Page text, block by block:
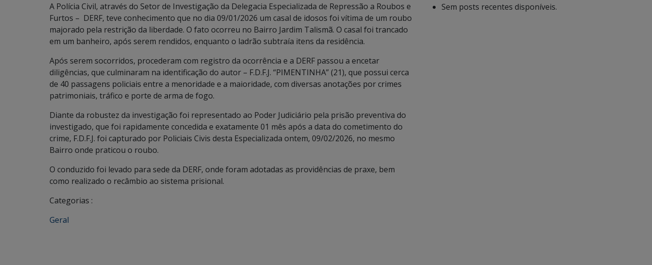
A Polícia Civil, através do Setor de Investigação da Delegacia Especializada de Repressão a Roubos e
Furtos – DERF, teve conhecimento que no dia 09/01/2026 um casal de idosos foi vítima de um roubo
majorado pela restrição da liberdade. O fato ocorreu no Bairro Jardim Talismã. O casal foi trancado
em um banheiro, após serem rendidos, enquanto o ladrão subtraía itens da residência.
Após serem socorridos, procederam com registro da ocorrência e a DERF passou a encetar
diligências, que culminaram na identificação do autor – F.D.F.J. “PIMENTINHA” (21), que possui cerca
de 40 passagens policiais entre a menoridade e a maioridade, com diversas anotações por crimes
patrimoniais, tráfico e porte de arma de fogo.
Diante da robustez da investigação foi representado ao Poder Judiciário pela prisão preventiva do
investigado, que foi rapidamente concedida e exatamente 01 mês após a data do cometimento do
crime, F.D.F.J. foi capturado por Policiais Civis desta Especializada ontem, 09/02/2026, no mesmo
Bairro onde praticou o roubo.
O conduzido foi levado para sede da DERF, onde foram adotadas as providências de praxe, bem
como realizado o recâmbio ao sistema prisional.
Categorias :
Geral
Sem posts recentes disponíveis.